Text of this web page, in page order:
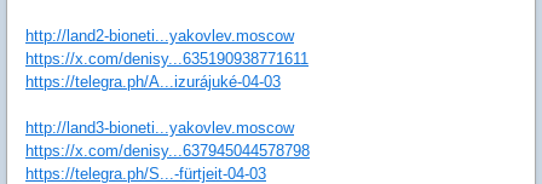
http://land2-bioneti...yakovlev.moscow
https://x.com/denisy...635190938771611
https://telegra.ph/A...izurájuké-04-03
http://land3-bioneti...yakovlev.moscow
https://x.com/denisy...637945044578798
https://telegra.ph/S...-fürtjeit-04-03